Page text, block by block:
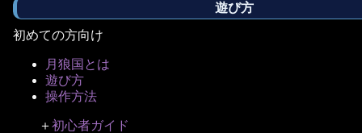
遊び方
初めての方向け
月狼国とは
遊び方
操作方法
＋初心者ガイド